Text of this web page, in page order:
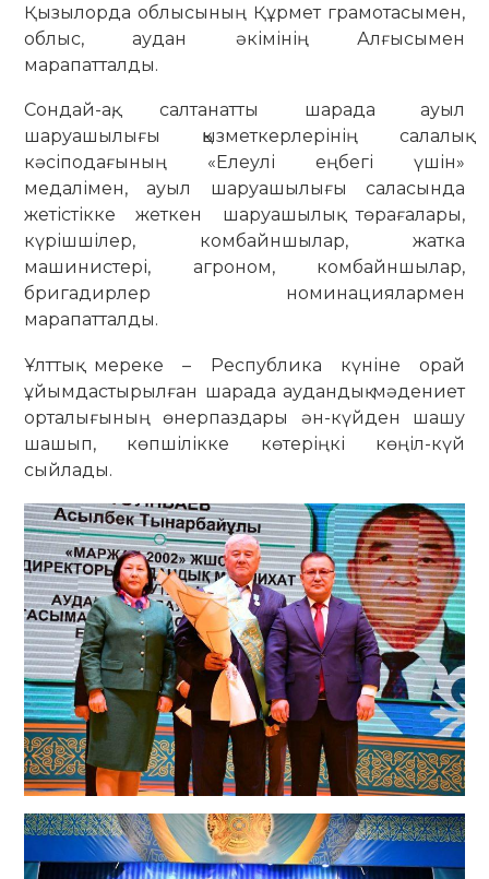
Қызылорда облысының Құрмет грамотасымен,
облыс, аудан әкімінің Алғысымен
марапатталды.
Сондай-ақ, салтанатты шарада ауыл
шаруашылығы қызметкерлерінің салалық
кәсіподағының «Елеулі еңбегі үшін»
медалімен, ауыл шаруашылығы саласында
жетістікке жеткен шаруашылық төрағалары,
күрішшілер, комбайншылар, жатка
машинистері, агроном, комбайншылар,
бригадирлер номинациялармен
марапатталды.
Ұлттық мереке – Республика күніне орай
ұйымдастырылған шарада аудандық мәдениет
орталығының өнерпаздары ән-күйден шашу
шашып, көпшілікке көтеріңкі көңіл-күй
сыйлады.